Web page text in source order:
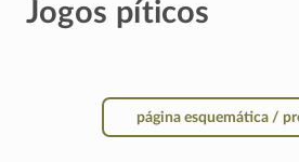
Jogos píticos
página esquemática /